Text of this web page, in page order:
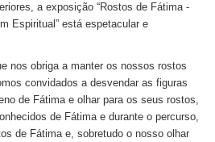
Óbidos
a exposição “Rostos de Fátima -
Espiritual” está espetacular e
nos obriga a manter os nossos rostos
convidados a desvendar as figuras
de Fátima e olhar para os seus rostos,
de Fátima e durante o percurso,
de Fátima e, sobretudo o nosso olhar